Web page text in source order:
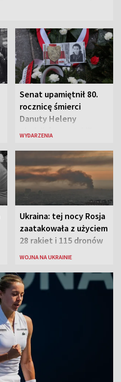
Senat upamiętnił 80.
rocznicę śmierci
Danuty Heleny
Siedzikówny „Inki”
WYDARZENIA
Ukraina: tej nocy Rosja
zaatakowała z użyciem
28 rakiet i 115 dronów
WOJNA NA UKRAINIE